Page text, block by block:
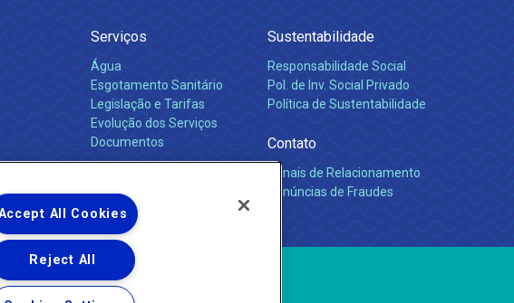
Serviços
Água
Esgotamento Sanitário
Legislação e Tarifas
Evolução dos Serviços
Documentos
Sustentabilidade
Responsabilidade Social
Pol. de Inv. Social Privado
Política de Sustentabilidade
Contato
Canais de Relacionamento
Denúncias de Fraudes
Reservados.
All Cookies
Reject All